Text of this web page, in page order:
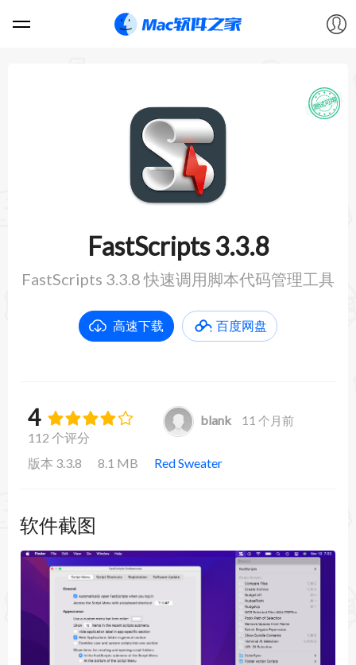
FastScripts 3.3.8
FastScripts 3.3.8 快速调用脚本代码管理工具
高速下载 百度网盘
4
112 个评分
blank 11 个月前
版本 3.3.8 8.1 MB Red Sweater
软件截图